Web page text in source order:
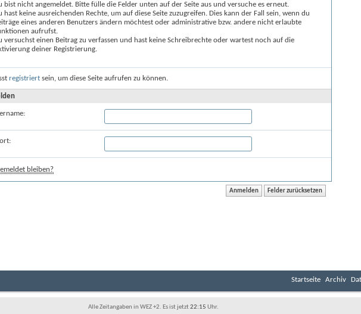
bist nicht angemeldet. Bitte fülle die Felder unten auf der Seite aus und versuche es erneut.
hast keine ausreichenden Rechte, um auf diese Seite zuzugreifen. Dies kann der Fall sein, wenn du
eines anderen Benutzers ändern möchtest oder administrative bzw. andere nicht erlaubte
aufrufst.
versuchst einen Beitrag zu verfassen und hast keine Schreibrechte oder wartest noch auf die
deiner Registrierung.
registriert sein, um diese Seite aufrufen zu können.
bleiben?
Startseite Archiv
Alle Zeitangaben in WEZ +2. Es ist jetzt22:15 Uhr.